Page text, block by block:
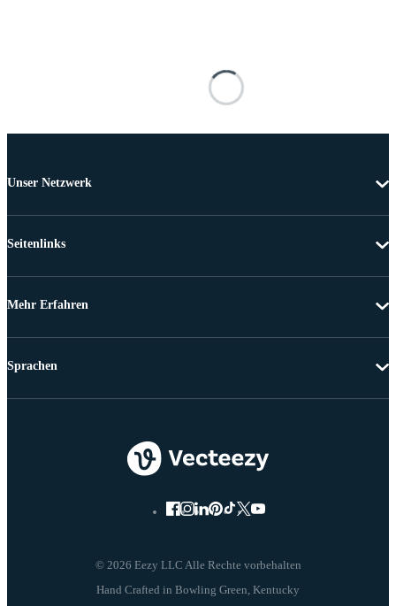
Unser Netzwerk
Seitenlinks
Mehr Erfahren
© 2026 Eezy LLC Alle Rechte vorbehalten
Sprachen